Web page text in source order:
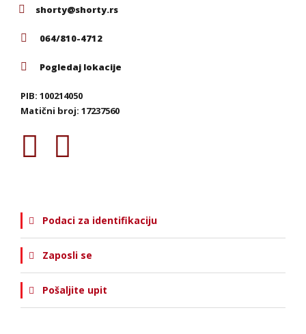
shorty@shorty.rs
064/810-4712
Pogledaj lokacije
PIB: 100214050
Matični broj: 17237560
Podaci za identifikaciju
Zaposli se
Pošaljite upit